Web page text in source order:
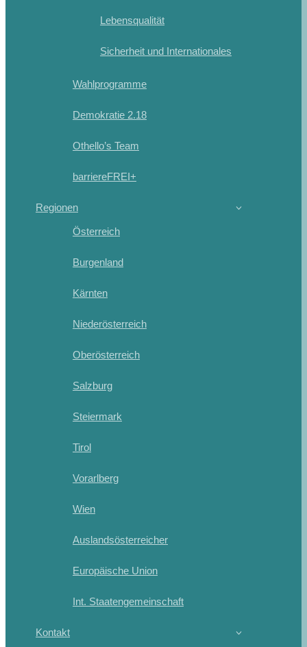
Lebensqualität
Sicherheit und Internationales
Wahlprogramme
Demokratie 2.18
Othello’s Team
barriereFREI+
Regionen
Österreich
Burgenland
Kärnten
Niederösterreich
Oberösterreich
Salzburg
Steiermark
Tirol
Vorarlberg
Wien
Auslandsösterreicher
Europäische Union
Int. Staatengemeinschaft
Kontakt